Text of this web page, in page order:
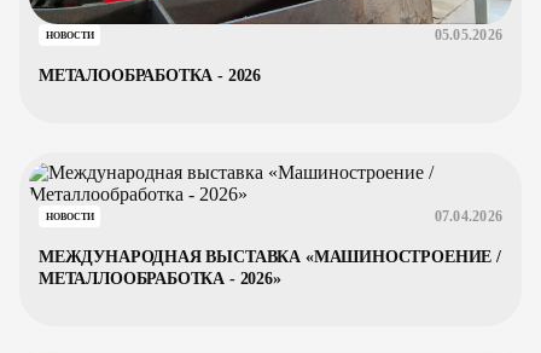
НОВОСТИ 05.05.2026
МЕТАЛООБРАБОТКА - 2026
НОВОСТИ 07.04.2026
МЕЖДУНАРОДНАЯ ВЫСТАВКА «МАШИНОСТРОЕНИЕ /
МЕТАЛЛООБРАБОТКА - 2026»